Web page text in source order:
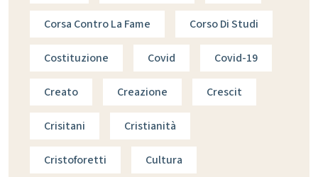
Corsa Contro La Fame Corso Di Studi
Costituzione Covid Covid-19
Creato Creazione Crescit
Crisitani Cristianità
Cristoforetti Cultura